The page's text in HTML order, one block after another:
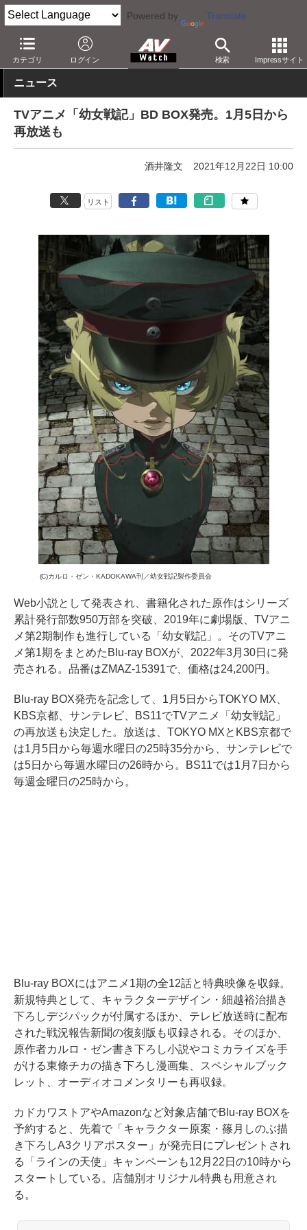
Powered by Translate
カテゴリ ログイン 検索 Impressサイト
AV Watch コンテンツ・サービス BD/DVD
ニュース
TVアニメ「幼女戦記」BD BOX発売。1月5日から
再放送も
酒井隆文 2021年12月22日 10:00
リスト
(C)カルロ・ゼン・KADOKAWA刊／幼女戦記製作委員会
Web小説として発表され、書籍化された原作はシリーズ
累計発行部数950万部を突破、2019年に劇場版、TVアニ
メ第2期制作も進行している「幼女戦記」。そのTVアニ
メ第1期をまとめたBlu-ray BOXが、2022年3月30日に発
売される。品番はZMAZ-15391で、価格は24,200円。
Blu-ray BOX発売を記念して、1月5日からTOKYO MX、
KBS京都、サンテレビ、BS11でTVアニメ「幼女戦記」
の再放送も決定した。放送は、TOKYO MXとKBS京都で
は1月5日から毎週水曜日の25時35分から、サンテレビで
は5日から毎週水曜日の26時から。BS11では1月7日から
毎週金曜日の25時から。
Blu-ray BOXにはアニメ1期の全12話と特典映像を収録。
新規特典として、キャラクターデザイン・細越裕治描き
下ろしデジパックが付属するほか、テレビ放送時に配布
された戦況報告新聞の復刻版も収録される。そのほか、
原作者カルロ・ゼン書き下ろし小説やコミカライズを手
がける東條チカの描き下ろし漫画集、スペシャルブック
レット、オーディオコメンタリーも再収録。
カドカワストアやAmazonなど対象店舗でBlu-ray BOXを
予約すると、先着で「キャラクター原案・篠月しのぶ描
き下ろしA3クリアポスター」が発売日にプレゼントされ
る「ラインの天使」キャンペーンも12月22日の10時から
スタートしている。店舗別オリジナル特典も用意され
る。